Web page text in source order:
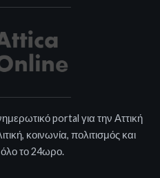
portal για την Αττική
κοινωνία, πολιτισμός και
το 24ωρο.